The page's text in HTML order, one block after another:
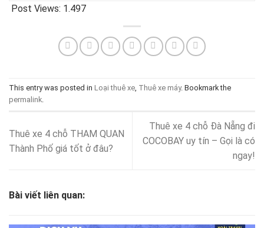
Post Views: 1.497
This entry was posted in Loại thuê xe, Thuê xe máy. Bookmark the
permalink.
Thuê xe 4 chỗ THAM QUAN
Thành Phố giá tốt ở đâu?
Thuê xe 4 chỗ Đà Nẵng đi
COCOBAY uy tín – Gọi là có
ngay!
Bài viết liên quan: